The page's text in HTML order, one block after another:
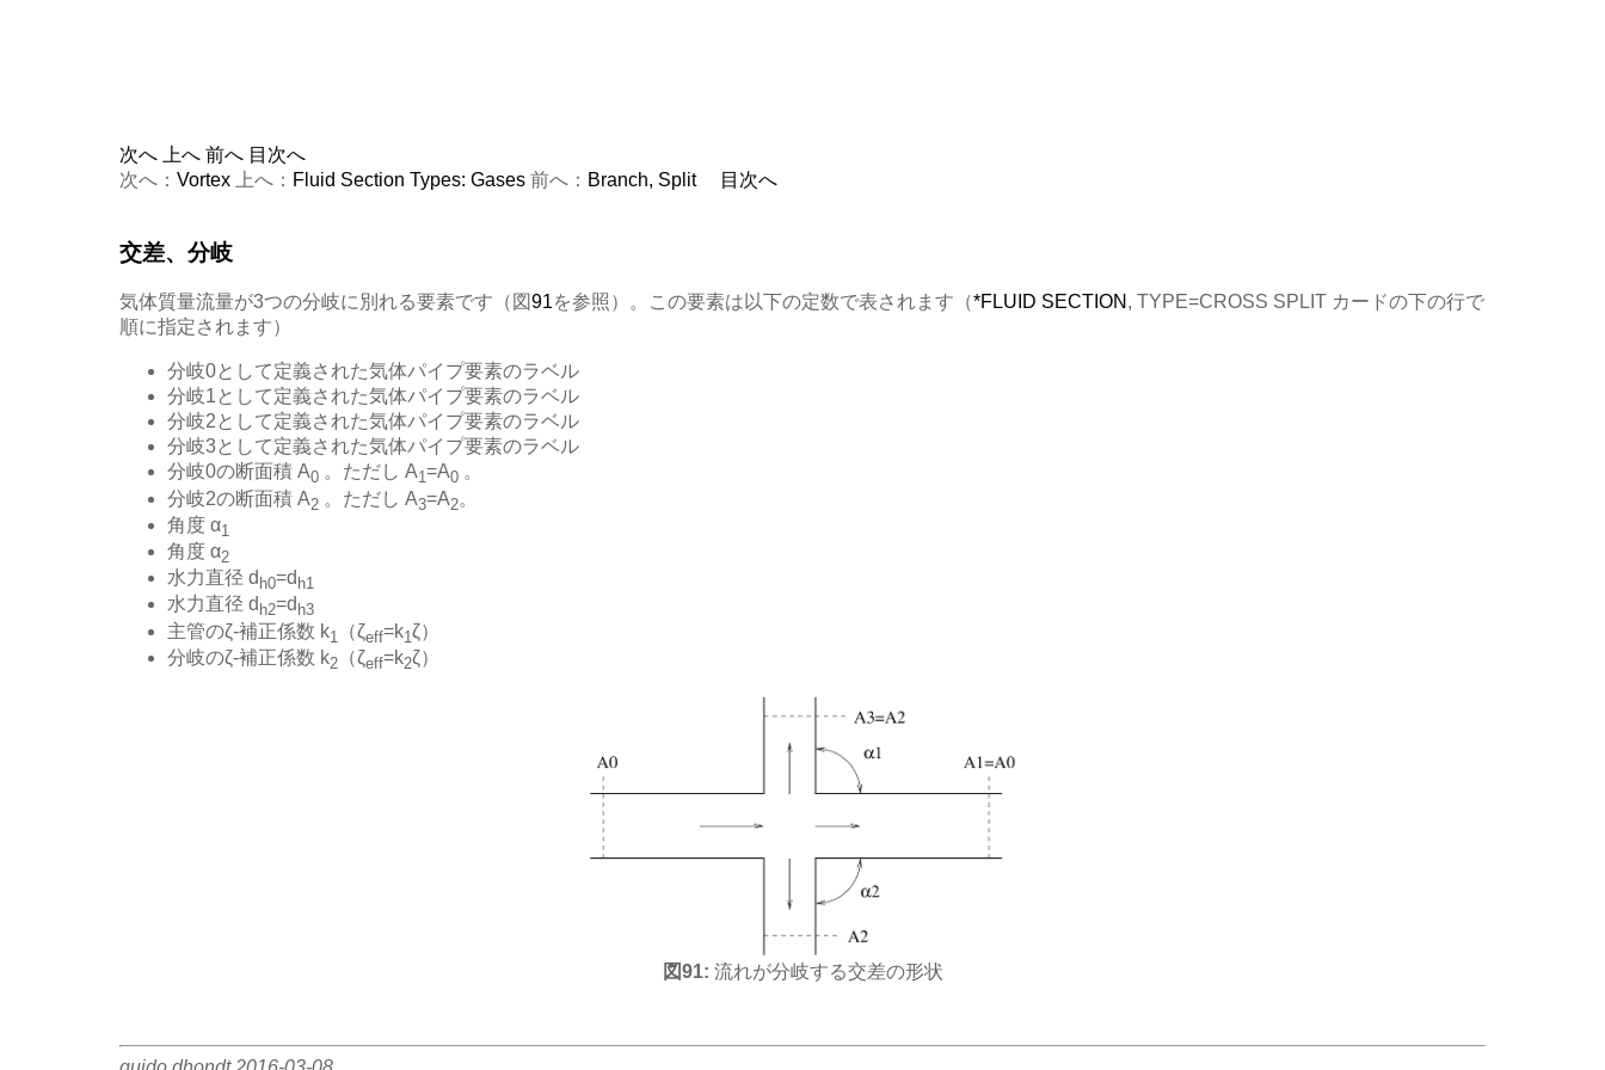
次へ 上へ 前へ 目次へ
次へ： Vortex 上へ： Fluid Section Types: Gases 前へ： Branch, Split 目次へ
交差、分岐
気体質量流量が3つの分岐に別れる要素です（図91を参照）。この要素は以下の定数で表されます（*FLUID SECTION , TYPE=CROSS SPLIT カードの下の行で
順に指定されます）
分岐0として定義された気体パイプ要素のラベル
分岐1として定義された気体パイプ要素のラベル
分岐2として定義された気体パイプ要素のラベル
分岐3として定義された気体パイプ要素のラベル
分岐0の断面積 A0 。ただし A1=A0 。
分岐2の断面積 A2 。ただし A3=A2。
角度 α1
角度 α2
水力直径 d h0=d h1
水力直径 d h2=d h3
主管のζ-補正係数 k1 （ζeff=k1 ζ）
分岐のζ-補正係数 k2 （ζeff=k2ζ）
図91: 流れが分岐する交差の形状